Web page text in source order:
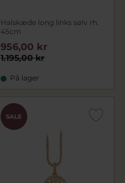
Halskæde long links sølv rh.
45cm
1.195,00 kr
956,00 kr
På lager
SALE